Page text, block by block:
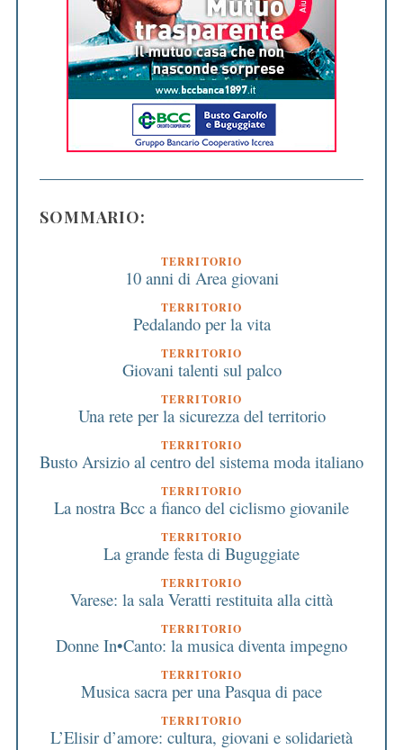
SOMMARIO:
TERRITORIO
10 anni di Area giovani
TERRITORIO
Pedalando per la vita
TERRITORIO
Giovani talenti sul palco
TERRITORIO
Una rete per la sicurezza del territorio
TERRITORIO
Busto Arsizio al centro del sistema moda italiano
TERRITORIO
La nostra Bcc a fianco del ciclismo giovanile
TERRITORIO
La grande festa di Buguggiate
TERRITORIO
Varese: la sala Veratti restituita alla città
TERRITORIO
Donne In•Canto: la musica diventa impegno
TERRITORIO
Musica sacra per una Pasqua di pace
TERRITORIO
L’Elisir d’amore: cultura, giovani e solidarietà